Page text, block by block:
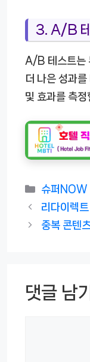
3. A/B
A/B 테스트는
더 나은 성과
및 효과를 측정
카
테
리
슈퍼NOW
리다이렉
중복 콘텐
댓글 남